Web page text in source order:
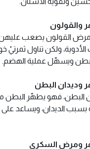
والقولون
مرض القولون يصعب عليهن
ولكن تناول ثمرتيْ
ويسهّل عملية الهضم.
وديدان البطن
البطن، فهو يطهّر البطن
بسبب الديدان، ويساعد
ومرض السكري